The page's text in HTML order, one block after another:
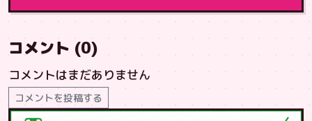
コメント (0)
コメントはまだありません
コメントを投稿する